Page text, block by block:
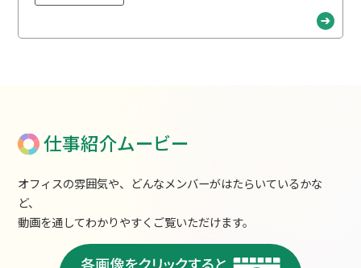
仕事紹介ムービー
オフィスの雰囲気や、どんなメンバーがはたらいているかな
ど、
動画を通してわかりやすくご覧いただけます。